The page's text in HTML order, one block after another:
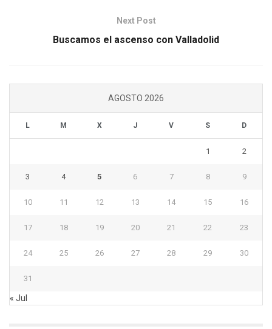
Next Post
Buscamos el ascenso con Valladolid
AGOSTO 2026
L M X J V S D
1 2
3 4 5 6 7 8 9
10 11 12 13 14 15 16
17 18 19 20 21 22 23
24 25 26 27 28 29 30
31
« Jul